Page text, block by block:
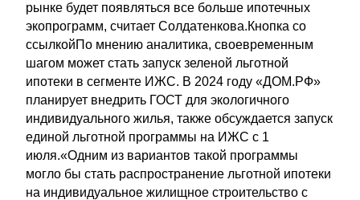
рынке будет появляться все больше ипотечных
экопрограмм, считает Солдатенкова.Кнопка со
ссылкойПо мнению аналитика, своевременным
шагом может стать запуск зеленой льготной
ипотеки в сегменте ИЖС. В 2024 году «ДОМ.РФ»
планирует внедрить ГОСТ для экологичного
индивидуального жилья, также обсуждается запуск
единой льготной программы на ИЖС с 1
июля.«Одним из вариантов такой программы
могло бы стать распространение льготной ипотеки
на индивидуальное жилищное строительство с